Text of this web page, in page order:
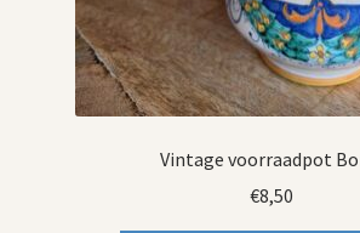
Vintage voorraadpot
€8,50